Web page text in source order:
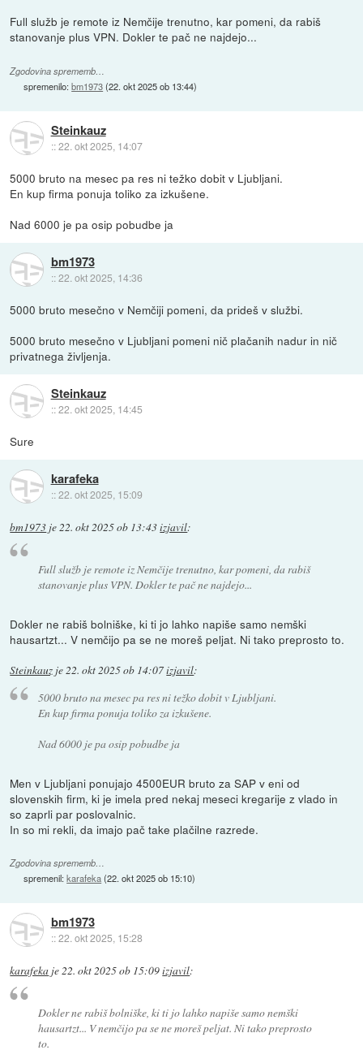
Full služb je remote iz Nemčije trenutno, kar pomeni, da rabiš
stanovanje plus VPN. Dokler te pač ne najdejo...
Zgodovina sprememb…
spremenilo:bm1973(22. okt 2025 ob 13:44)
Steinkauz
::22. okt 2025, 14:07
5000 bruto na mesec pa res ni težko dobit v Ljubljani.
En kup firma ponuja toliko za izkušene.
Nad 6000 je pa osip pobudbe ja
bm1973
::22. okt 2025, 14:36
5000 bruto mesečno v Nemčiji pomeni, da prideš v službi.
5000 bruto mesečno v Ljubljani pomeni nič plačanih nadur in nič
privatnega življenja.
Steinkauz
::22. okt 2025, 14:45
Sure
karafeka
::22. okt 2025, 15:09
bm1973 je 22. okt 2025 ob 13:43izjavil:
Full služb je remote iz Nemčije trenutno, kar pomeni, da rabiš
stanovanje plus VPN. Dokler te pač ne najdejo...
Dokler ne rabiš bolniške, ki ti jo lahko napiše samo nemški
hausartzt... V nemčijo pa se ne moreš peljat. Ni tako preprosto to.
Steinkauz je22. okt 2025 ob 14:07izjavil:
5000 bruto na mesec pa res ni težko dobit v Ljubljani.
En kup firma ponuja toliko za izkušene.
Nad 6000 je pa osip pobudbe ja
Men v Ljubljani ponujajo 4500EUR bruto za SAP v eni od
slovenskih firm, ki je imela pred nekaj meseci kregarije z vlado in
so zaprli par poslovalnic.
In so mi rekli, da imajo pač take plačilne razrede.
Zgodovina sprememb…
spremenil:karafeka(22. okt 2025 ob 15:10)
bm1973
::22. okt 2025, 15:28
karafeka je 22. okt 2025 ob 15:09izjavil:
Dokler ne rabiš bolniške, ki ti jo lahko napiše samo nemški
hausartzt... V nemčijo pa se ne moreš peljat. Ni tako preprosto
to.